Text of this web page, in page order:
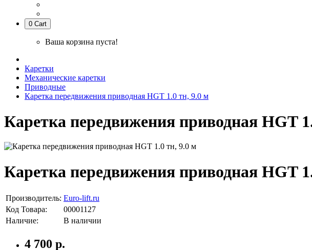
0 Cart
Ваша корзина пуста!
Каретки
Механические каретки
Приводные
Каретка передвижения приводная HGT 1.0 тн, 9.0 м
Каретка передвижения приводная HGT
Каретка передвижения приводная HGT
Производитель: Euro-lift.ru
Код Товара:
00001127
Наличие:
В наличии
4 700 р.